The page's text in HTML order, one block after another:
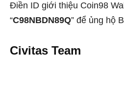
Điền ID giới thiệu Coin98
“C98NBDN89Q” để ủng hộ
Civitas Team